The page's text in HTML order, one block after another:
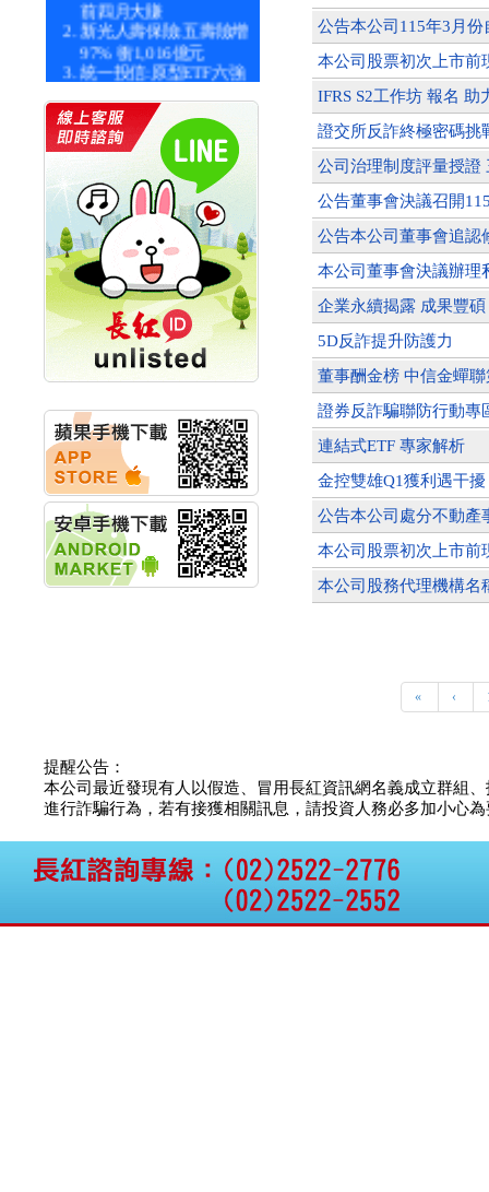
新光人壽保險:五壽險增
97% 衝1,016億元
統一投信:原型ETF六強
漲逾九成
統一投信:主動式ETF溢
價 被盯上
新光人壽保險:新壽Q1外
價金將達996億
宇辰系統科技:宇辰業績
創新高 啟動興櫃轉上櫃
計畫
明緯企業:明緯永續科技
競賽 以電源驅動善的力
量
秀育企業:秀育SHO-U儲
能系統 獲國內首張CNS
認證
華旭先進:代重要子公司
碩通散熱股份有限公司
公告董事會通過發言人
及代理發
華旭先進:代重要子公司
碩通散熱股份有限公司
公告董事會決議發行員
工認股權
華旭先進:代重要子公司
BeliteBio,Inc公告受邀參
加第27屆眼
巨生生醫:公告本公司
肝細胞癌接獲美國FD
格斯科技*:公告調整本
公司私募專區資訊(董事
會決議日起兩日內應申
公告本公司115年3月
本公司股票初次上市前
IFRS S2工作坊 報名
證交所反詐終極密碼挑
公司治理制度評量授證
公告董事會決議召開
公告本公司董事會追認
本公司董事會決議辦理
企業永續揭露 成果豐碩
5D反詐提升防護力
董事酬金榜 中信金蟬聯
證券反詐騙聯防行動專
連結式ETF 專家解析
金控雙雄Q1獲利遇干擾
公告本公司處分不動產
本公司股票初次上市前
本公司股務代理機構名
« ‹
提醒公告：
本公司最近發現有人以假造、冒用長紅資訊網名義成立群組
進行詐騙行為，若有接獲相關訊息，請投資人務必多加小心